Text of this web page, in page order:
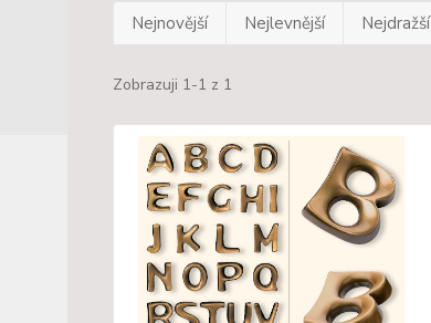
Nejnovější Nejlevnější Nejdražší
Zobrazuji 1-1 z 1